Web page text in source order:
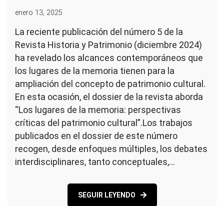
enero 13, 2025
La reciente publicación del número 5 de la
Revista Historia y Patrimonio (diciembre 2024)
ha revelado los alcances contemporáneos que
los lugares de la memoria tienen para la
ampliación del concepto de patrimonio cultural.
En esta ocasión, el dossier de la revista aborda
“Los lugares de la memoria: perspectivas
críticas del patrimonio cultural”.Los trabajos
publicados en el dossier de este número
recogen, desde enfoques múltiples, los debates
interdisciplinares, tanto conceptuales,…
SEGUIR LEYENDO